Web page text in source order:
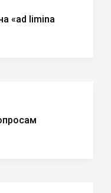
«аd limina